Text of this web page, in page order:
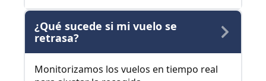
¿Qué sucede si mi vuelo se
retrasa?
Monitorizamos los vuelos en tiempo real